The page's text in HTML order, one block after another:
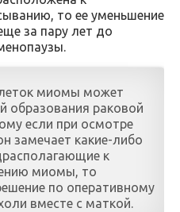
то ее уменьшение
за пару лет до
миомы может
образования раковой
если при осмотре
замечает какие-либо
к
миомы, то
по оперативному
вместе с маткой.